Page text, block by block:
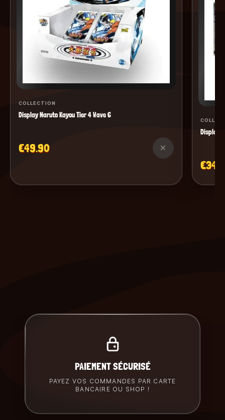
COLLECTION
Display Naruto Kayou Tier 4 Wave 6
€49.90 ×
Display
PAIEMENT SÉCURISÉ
PAYEZ VOS COMMANDES PAR CARTE
BANCAIRE OU SHOP !